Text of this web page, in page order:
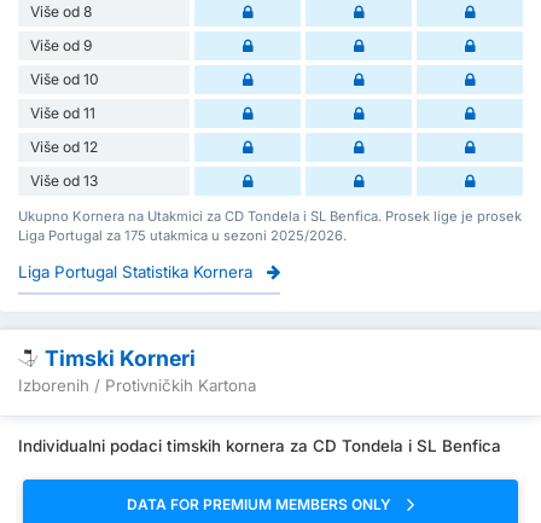
Više od 8
Više od 9
Više od 10
Više od 11
Više od 12
Više od 13
Ukupno Kornera na Utakmici za CD Tondela i SL Benfica. Prosek lige je prosek
Liga Portugal za 175 utakmica u sezoni 2025/2026.
Liga Portugal Statistika Kornera
Timski Korneri
Izborenih / Protivničkih Kartona
Individualni podaci timskih kornera za CD Tondela i SL Benfica
DATA FOR PREMIUM MEMBERS ONLY